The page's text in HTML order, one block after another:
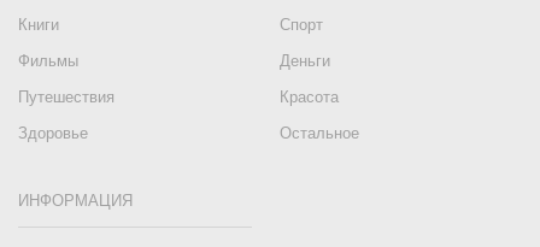
Книги
Спорт
Фильмы
Деньги
Путешествия
Красота
Здоровье
Остальное
ИНФОРМАЦИЯ